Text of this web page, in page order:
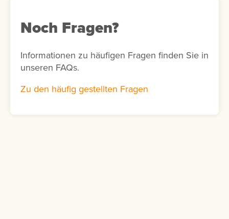
Noch Fragen?
Informationen zu häufigen Fragen finden Sie in
unseren FAQs.
Zu den häufig gestellten Fragen